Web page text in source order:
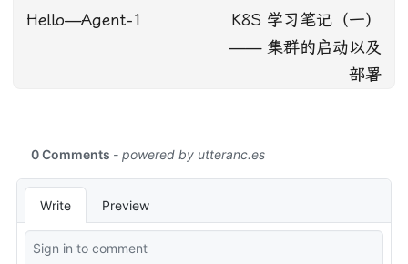
Hello—Agent-1
K8S 学习笔记（一）
—— 集群的启动以及
部署